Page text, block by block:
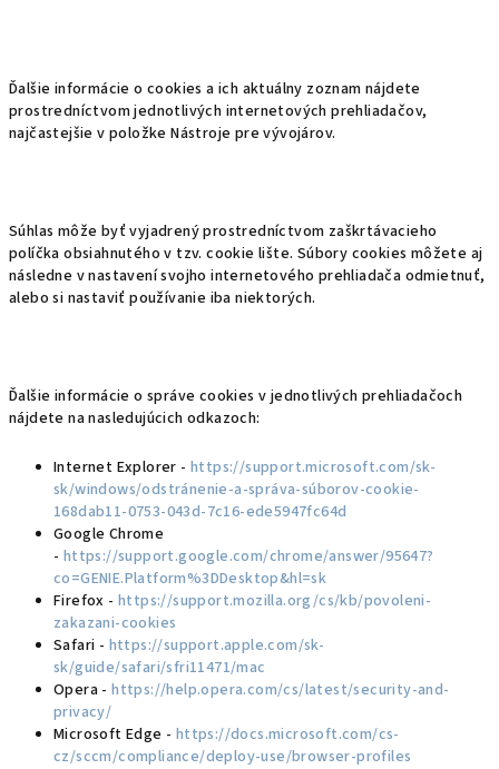
Ďalšie informácie o cookies a ich aktuálny zoznam nájdete
prostredníctvom jednotlivých internetových prehliadačov,
najčastejšie v položke Nástroje pre vývojárov.
Súhlas môže byť vyjadrený prostredníctvom zaškrtávacieho
políčka obsiahnutého v tzv. cookie lište. Súbory cookies môžete aj
následne v nastavení svojho internetového prehliadača odmietnuť,
alebo si nastaviť používanie iba niektorých.
Ďalšie informácie o správe cookies v jednotlivých prehliadačoch
nájdete na nasledujúcich odkazoch:
Internet Explorer -https://support.microsoft.com/sk-
sk/windows/odstránenie-a-správa-súborov-cookie-
168dab11-0753-043d-7c16-ede5947fc64d
Google Chrome
- https://support.google.com/chrome/answer/95647?
co=GENIE.Platform%3DDesktop&hl=sk
Firefox -https://support.mozilla.org/cs/kb/povoleni-
zakazani-cookies
Safari - https://support.apple.com/sk-
sk/guide/safari/sfri11471/mac
Opera -https://help.opera.com/cs/latest/security-and-
privacy/
Microsoft Edge - https://docs.microsoft.com/cs-
cz/sccm/compliance/deploy-use/browser-profiles